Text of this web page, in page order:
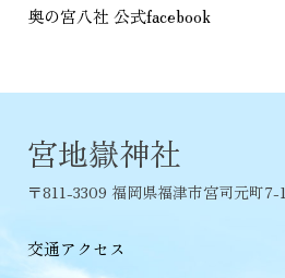
奥の宮八社 公式facebook
宮地嶽神社
〒811-3309 福岡県福津市宮司元町7-1
交通アクセス